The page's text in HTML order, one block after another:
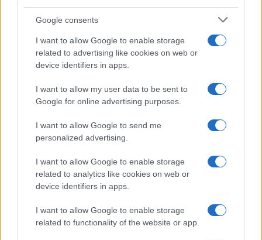
Google consents
I want to allow Google to enable storage
related to advertising like cookies on web or
device identifiers in apps.
I want to allow my user data to be sent to
Google for online advertising purposes.
I want to allow Google to send me
personalized advertising.
I want to allow Google to enable storage
related to analytics like cookies on web or
device identifiers in apps.
I want to allow Google to enable storage
related to functionality of the website or app.
Feng Shui: consigli per posizionare il divano in modo
armonico
Beatrice Bonaventura · 9 Ago 2026